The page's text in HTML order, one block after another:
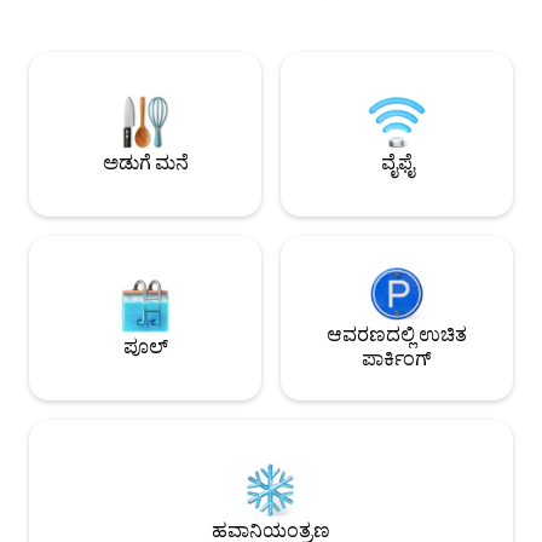
ಸಾಕುಪ್ರಾಣಿಗಳಿಲ್ಲ : ಪ್ರಾಪರ್ಟಿಯಲ್ಲಿ ಧೂಮಪಾನ
ಲೀವರ್‌ಗಳಿಲ್ಲ
ಗ್ಯಾಲರಿಗಳು,
ಕಡಲತೀರಗಳು,
ಟ್ರ್ಯಾಕ್‌ಗಳು ಮತ್ತು
ಡನ್ಸ್‌ಬರೋದಿಂದ 10
ಅಡುಗೆ ಮನೆ ವೈಫೈ
ಪೂಲ್
ಆವರಣದಲ್ಲಿ ಉಚಿತ
ಪಾರ್ಕಿಂಗ್
ಹವಾನಿಯಂತ್ರಣ